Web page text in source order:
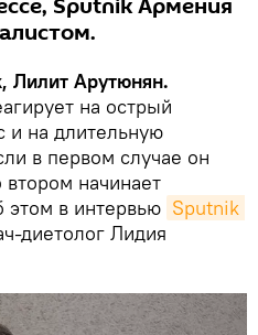
Sputnik Армения
Лилит Арутюнян.
на острый
и на длительную
в первом случае он
втором начинает
этом в интервью Sputnik
диетолог Лидия